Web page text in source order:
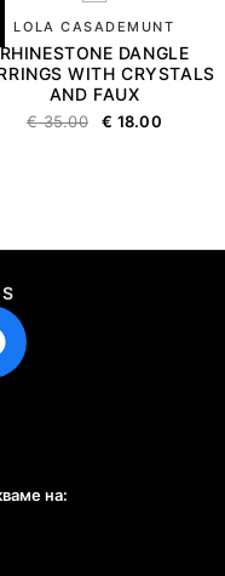
LOLA CASADEMUNT
RHINESTONE DANGLE
WITH CRYSTALS
AND FAUX
€35.00 € 18.00
на: